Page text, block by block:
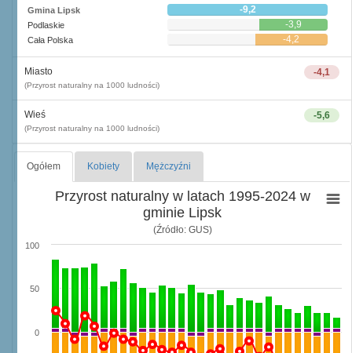
Gmina Lipsk -9,2
Podlaskie -3,9
Cała Polska -4,2
-4,1
Miasto
(Przyrost naturalny na 1000 ludności)
-5,6
Wieś
(Przyrost naturalny na 1000 ludności)
Ogółem Kobiety Mężczyźni
Przyrost naturalny w latach 1995-2024 w
gminie Lipsk
(Źródło: GUS)
0
50
100